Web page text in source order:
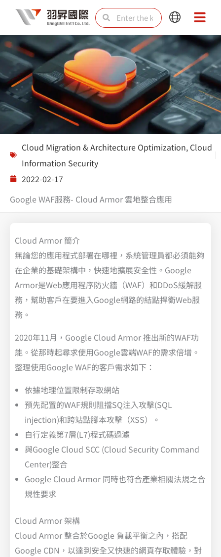
content
SearchSearch
Main
Menu
Main
Menu
Solutions
Cloud Migration & Architecture Optimization, Cloud
Information Security
2022-02-17
Google WAF服務- Cloud Armor 雲地整合應用
Cloud Armor 簡介
無論您的應用程式部署在哪裡，系統管理員都必須能夠
在企業的基礎架構中，快速地擴展安全性。Google
Armor是Web應用程序防火牆（WAF）和DDoS緩解服
務，幫助客戶在要進入Google網路的結點捍衛Web服
務。
2020年11月，Google Cloud Armor 推出新的WAF功
能。從那時起尋求使用Google雲端WAF的需求倍增。
整理使用Google WAF的客戶需求如下：
依據地理位置限制存取網站
預先配置的WAF規則阻擋SQ注入攻擊(SQL
injection)和跨站點腳本攻擊（XSS）。
自行定義第7層(L7)程式碼過濾
與Google Cloud SCC (Cloud Security Command
Center)整合
Google Cloud Armor 同時也符合產業相關法規之合
規性要求
Cloud Armor 架構
Cloud Armor 整合於Google 負載平衡之內，搭配
Google CDN，以達到安全又快速的網頁存取體驗，對